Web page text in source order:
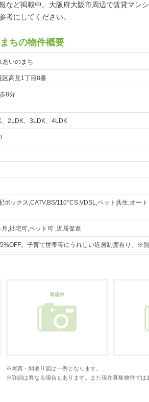
など掲載中。大阪府大阪市周辺で賃貸マン
考にしてください。
ちの物件概要
あいのまち
区高見1丁目8番
8分
2LDK、3LDK、4LDK
ボックス,CATV,BS/110°CS,VDSL,ペット共生,オー
,社宅可,ペット可 ,近居促進
。子育て世帯等にうれしい近居制度有り。※別
※写真・間取り図は一例となります。
※詳細は異なる場合もあります。また現在募集物件では